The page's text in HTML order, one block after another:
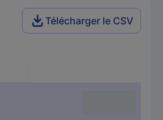
Télécharger le CSV